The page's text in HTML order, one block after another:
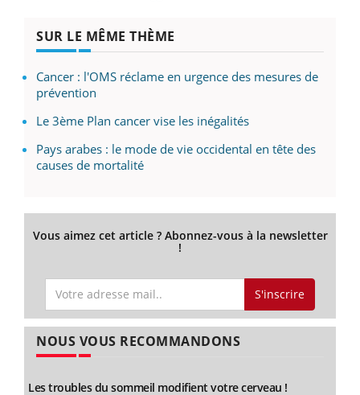
SUR LE MÊME THÈME
Cancer : l'OMS réclame en urgence des mesures de
prévention
Le 3ème Plan cancer vise les inégalités
Pays arabes : le mode de vie occidental en tête des
causes de mortalité
Vous aimez cet article ? Abonnez-vous à la newsletter
!
S'inscrire
NOUS VOUS RECOMMANDONS
Les troubles du sommeil modifient votre cerveau !